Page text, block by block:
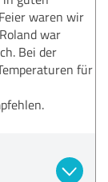
waren wir
war
Bei der
für